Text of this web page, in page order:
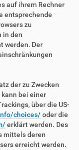
auf ihrem Rechner
entsprechende
zu
in den
werden. Der
der zu Zwecken
bei einer
über die US-
choices/ oder die
erklärt werden. Des
mittels deren
erreicht werden.